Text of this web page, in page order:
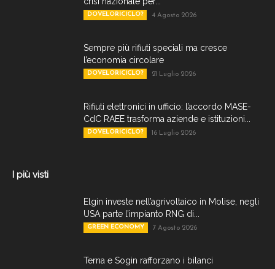
DOVELORICICLO? 4 Agosto 2026
Sempre più rifiuti speciali ma cresce
l’economia circolare
DOVELORICICLO? 21 Luglio 2026
Rifiuti elettronici in ufficio: l’accordo MASE-
CdC RAEE trasforma aziende e istituzioni...
DOVELORICICLO? 16 Luglio 2026
I più visti
Elgin investe nell’agrivoltaico in Molise, negli
USA parte l’impianto RNG di...
GREEN ECONOMY 7 Agosto 2026
Terna e Sogin rafforzano i bilanci